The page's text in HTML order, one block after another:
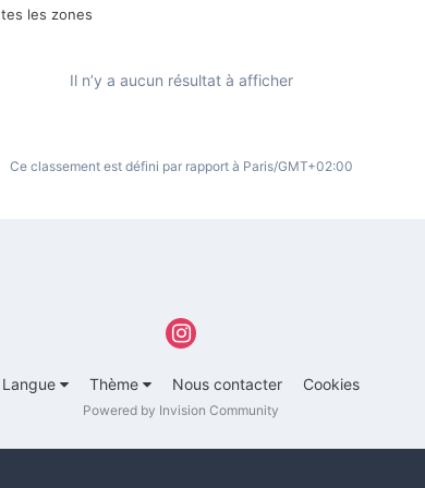
les zones
Il n’y a aucun résultat à afficher
Ce classement est défini par rapport à Paris/GMT+02:00
Langue Thème Nous contacter Cookies
Powered by Invision Community